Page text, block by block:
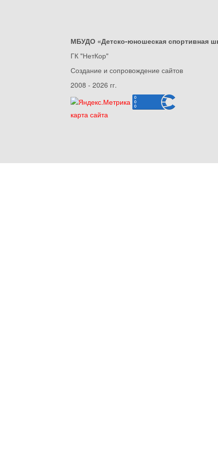
МБУДО «Детско-юношеская спортивная
ГК "НетКор"
Создание и сопровождение сайтов
2008 - 2026 гг.
карта сайта